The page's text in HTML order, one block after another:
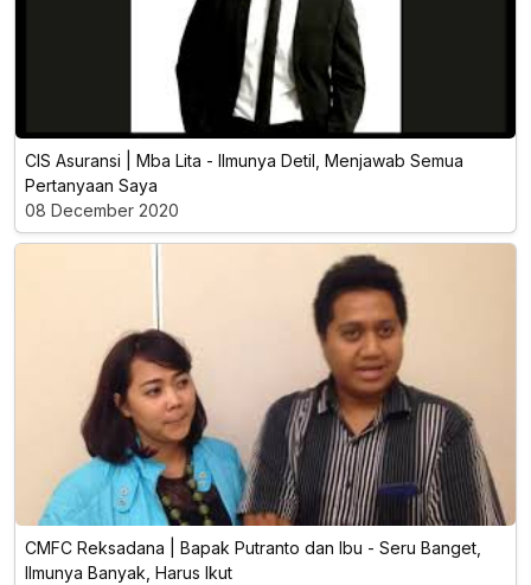
CIS Asuransi | Mba Lita - llmunya Detil, Menjawab Semua
Pertanyaan Saya
08 December 2020
CMFC Reksadana | Bapak Putranto dan Ibu - Seru Banget,
Ilmunya Banyak, Harus Ikut